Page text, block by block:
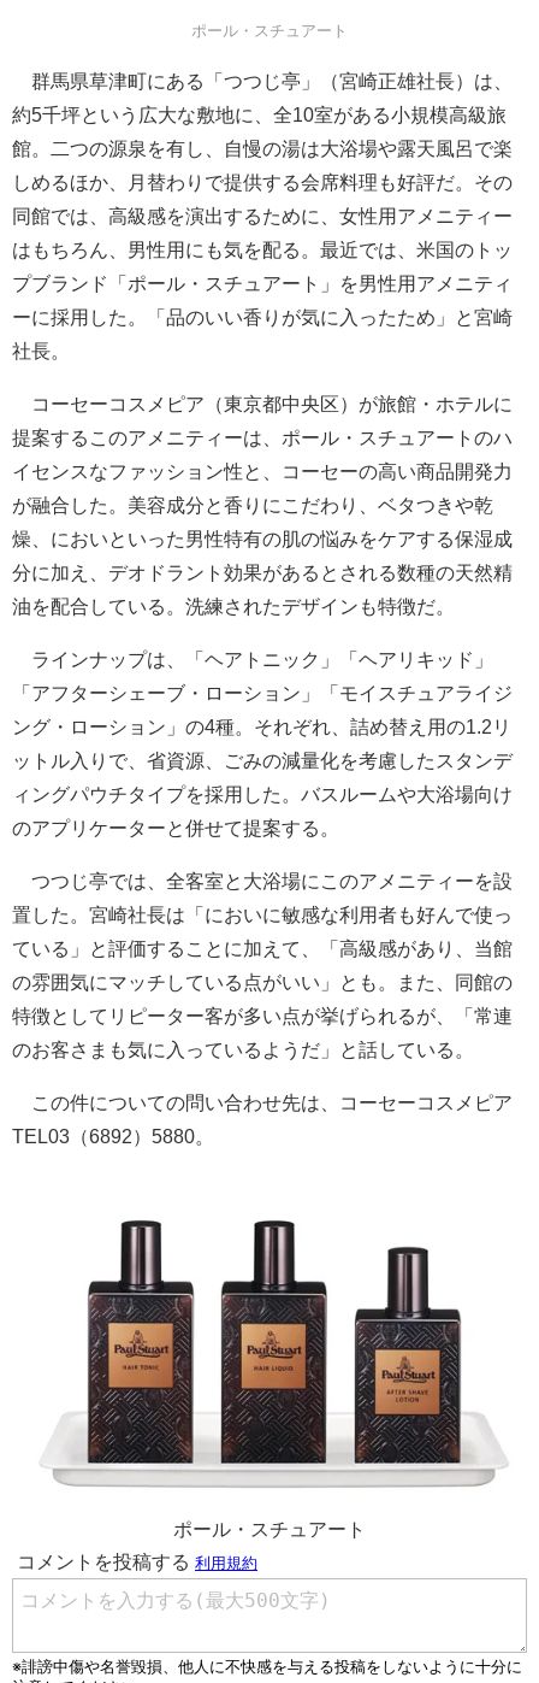
ポール・スチュアート
群馬県草津町にある「つつじ亭」（宮崎正雄社長）は、
約5千坪という広大な敷地に、全10室がある小規模高級旅
館。二つの源泉を有し、自慢の湯は大浴場や露天風呂で楽
しめるほか、月替わりで提供する会席料理も好評だ。その
同館では、高級感を演出するために、女性用アメニティー
はもちろん、男性用にも気を配る。最近では、米国のトッ
プブランド「ポール・スチュアート」を男性用アメニティ
ーに採用した。「品のいい香りが気に入ったため」と宮崎
社長。
コーセーコスメピア（東京都中央区）が旅館・ホテルに
提案するこのアメニティーは、ポール・スチュアートのハ
イセンスなファッション性と、コーセーの高い商品開発力
が融合した。美容成分と香りにこだわり、ベタつきや乾
燥、においといった男性特有の肌の悩みをケアする保湿成
分に加え、デオドラント効果があるとされる数種の天然精
油を配合している。洗練されたデザインも特徴だ。
ラインナップは、「ヘアトニック」「ヘアリキッド」
「アフターシェーブ・ローション」「モイスチュアライジ
ング・ローション」の4種。それぞれ、詰め替え用の1.2リ
ットル入りで、省資源、ごみの減量化を考慮したスタンデ
ィングパウチタイプを採用した。バスルームや大浴場向け
のアプリケーターと併せて提案する。
つつじ亭では、全客室と大浴場にこのアメニティーを設
置した。宮崎社長は「においに敏感な利用者も好んで使っ
ている」と評価することに加えて、「高級感があり、当館
の雰囲気にマッチしている点がいい」とも。また、同館の
特徴としてリピーター客が多い点が挙げられるが、「常連
のお客さまも気に入っているようだ」と話している。
この件についての問い合わせ先は、コーセーコスメピア
TEL03（6892）5880。
ポール・スチュアート